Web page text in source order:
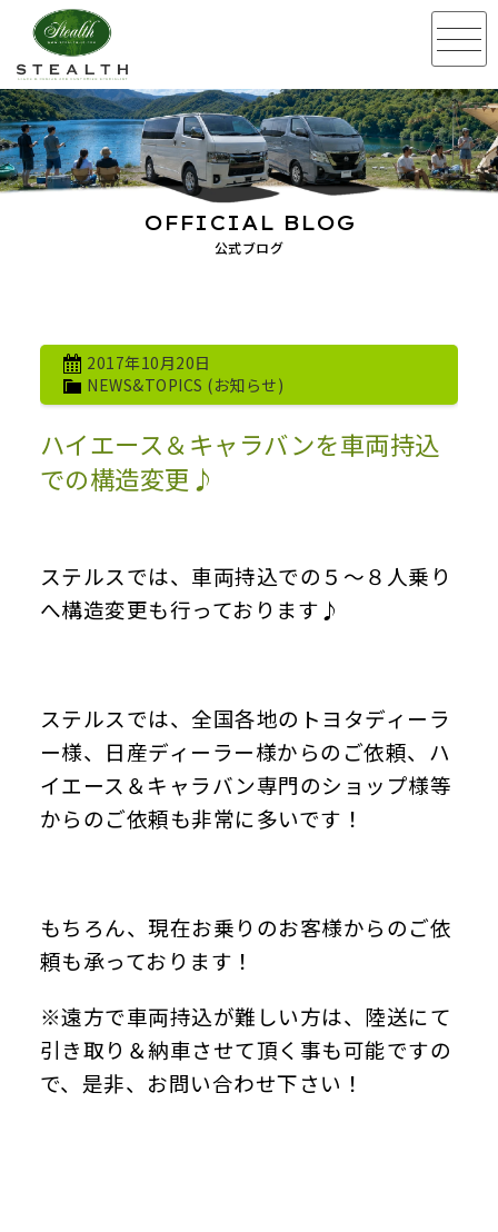
公式ブログ
OFFICIAL BLOG
2017年10月20日
NEWS&TOPICS (お知らせ)
ハイエース＆キャラバンを車両持込
での構造変更♪
ステルスでは、車両持込での５～８人乗り
へ構造変更も行っております♪
ステルスでは、全国各地のトヨタディーラ
ー様、日産ディーラー様からのご依頼、ハ
イエース＆キャラバン専門のショップ様等
からのご依頼も非常に多いです！
もちろん、現在お乗りのお客様からのご依
頼も承っております！
※遠方で車両持込が難しい方は、陸送にて
引き取り＆納車させて頂く事も可能ですの
で、是非、お問い合わせ下さい！